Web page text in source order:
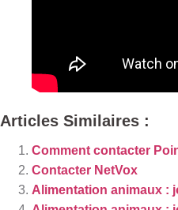
Articles Similaires :
Comment contacter
Contacter NetVox
Alimentation animaux :